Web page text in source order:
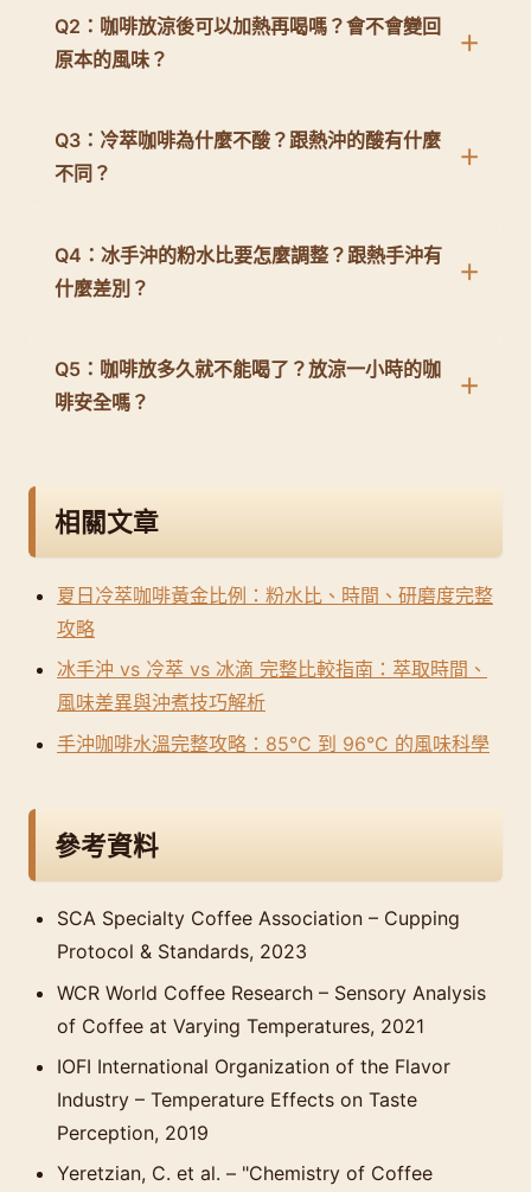
Q2：咖啡放涼後可以加熱再喝嗎？會不會變回
原本的風味？
Q3：冷萃咖啡為什麼不酸？跟熱沖的酸有什麼
不同？
Q4：冰手沖的粉水比要怎麼調整？跟熱手沖有
什麼差別？
Q5：咖啡放多久就不能喝了？放涼一小時的咖
啡安全嗎？
相關文章
夏日冷萃咖啡黃金比例：粉水比、時間、研磨度完整
攻略
冰手沖 vs 冷萃 vs 冰滴 完整比較指南：萃取時間、
風味差異與沖煮技巧解析
手沖咖啡水溫完整攻略：85°C 到 96°C 的風味科學
參考資料
SCA Specialty Coffee Association – Cupping
Protocol & Standards, 2023
WCR World Coffee Research – Sensory Analysis
of Coffee at Varying Temperatures, 2021
IOFI International Organization of the Flavor
Industry – Temperature Effects on Taste
Perception, 2019
Yeretzian, C. et al. – "Chemistry of Coffee